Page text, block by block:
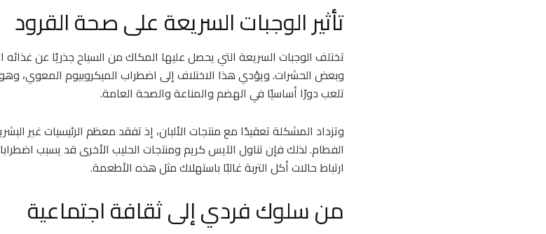
تأثير الوجبات السريعة على صحة القرود
تختلف الوجبات السريعة التي يحصل عليها المكاك من السياح جذريًا عن غذائه
وبعض الحشرات. ويؤدي هذا الاختلاف إلى اضطراب الميكروبيوم المعوي،
تلعب دورًا أساسيًا في الهضم والمناعة والصحة العامة.
وتزداد المشكلة تعقيدًا مع منتجات الألبان، إذ تفقد معظم الرئيسيات غير
الفطام. لذلك فإن تناول الآيس كريم ومنتجات الحليب الأخرى قد يسبب
ارتباط حالات أكل التربة غالبًا باستهلاك مثل هذه الأطعمة.
من سلوك فردي إلى ثقافة اجتماعية